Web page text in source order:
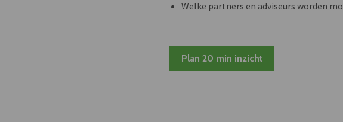
Welke partners en adviseurs worden
Plan 20 min inzicht